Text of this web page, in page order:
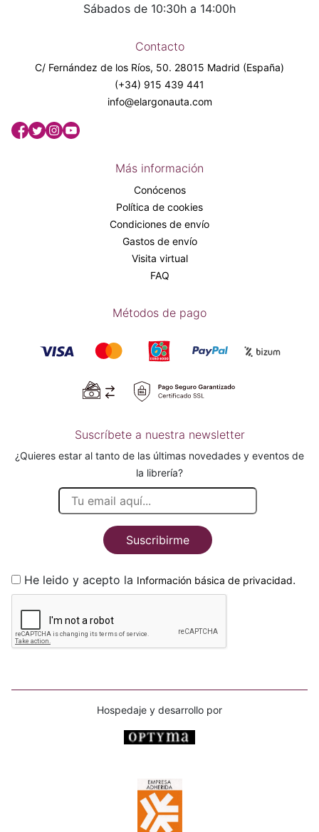
Sábados de 10:30h a 14:00h
Contacto
C/ Fernández de los Ríos, 50. 28015 Madrid (España)
(+34) 915 439 441
info@elargonauta.com
Más información
Conócenos
Política de cookies
Condiciones de envío
Gastos de envío
Visita virtual
FAQ
Métodos de pago
Suscríbete a nuestra newsletter
¿Quieres estar al tanto de las últimas novedades y eventos de
la librería?
Suscribirme
He leido y acepto la Información básica de privacidad.
Hospedaje y desarrollo por